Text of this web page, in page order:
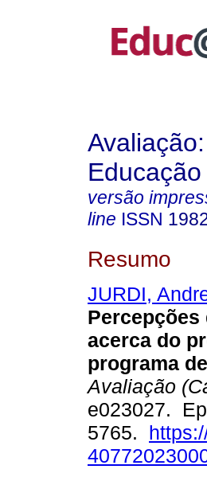
versão
line ISSN
Resumo
JURDI,
Percepções
acerca do
programa
Avaliação
e023027.
5765.